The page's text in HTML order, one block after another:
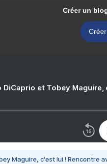
Créer un
DiCaprio et Tobey
Maguire, c'est lui ! Rencontre